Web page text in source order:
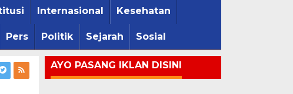
Internasional Kesehatan
Pers Politik Sejarah Sosial
AYO PASANG IKLAN DISINI